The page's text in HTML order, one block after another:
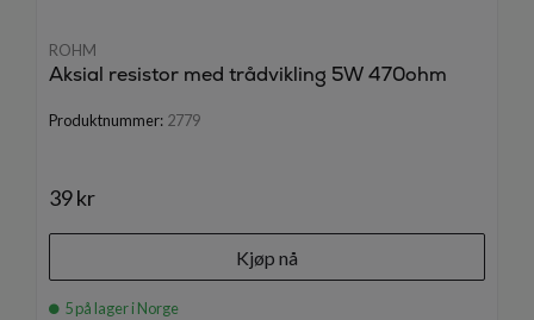
ROHM
Aksial resistor med trådvikling 5W 470ohm
Produktnummer: 2779
39 kr
Kjøp nå
5 på lager i Norge